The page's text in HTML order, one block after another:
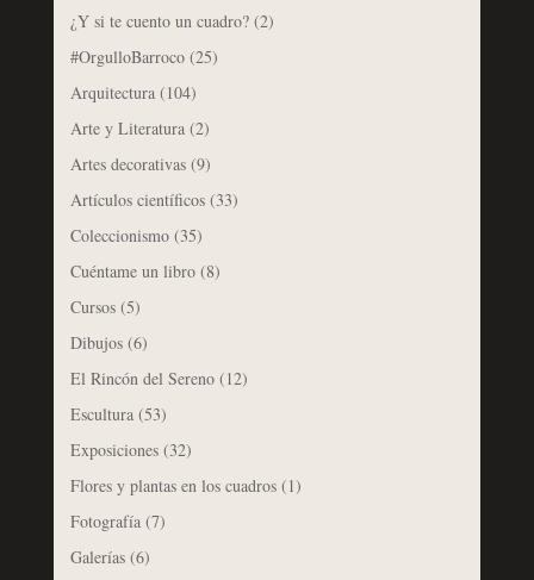
¿Y si te cuento un cuadro?(2)
#OrgulloBarroco(25)
Arquitectura(104)
Arte y Literatura(2)
Artes decorativas(9)
Artículos científicos(33)
Coleccionismo(35)
Cuéntame un libro(8)
Cursos(5)
Dibujos(6)
El Rincón del Sereno(12)
Escultura(53)
Exposiciones(32)
Flores y plantas en los cuadros(1)
Fotografía(7)
Galerías(6)